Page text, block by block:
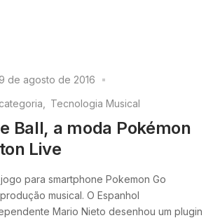
de agosto de 2016
Tecnologia Musical
Ball, a moda Pokémon
Live
para smartphone Pokemon Go
musical. O Espanhol
Mario Nieto desenhou um plugin